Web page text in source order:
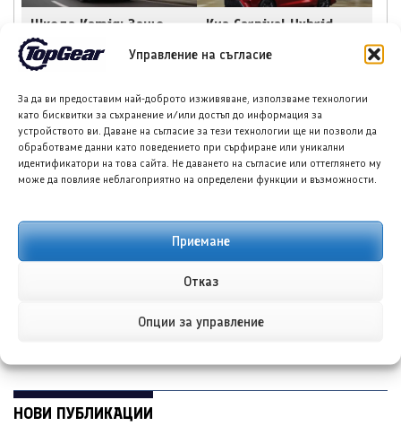
Управление на съгласие
За да ви предоставим най-доброто изживяване, използваме технологии
като бисквитки за съхранение и/или достъп до информация за
устройството ви. Даване на съгласие за тези технологии ще ни позволи да
обработваме данни като поведението при сърфиране или уникални
идентификатори на това сайта. Не даването на съгласие или оттеглянето му
може да повлияе неблагоприятно на определени функции и възможности.
Приемане
Отказ
Опции за управление
Шкода Kamiq: Защо
този практичен SUV
остава сред най-
умните покупки в
Киа Carnival Hybrid
Hybrid: Битката на
Линкълн Nautilus
Hybrid възобнови
продажбите си в
БИД Янгванг U8L
Premium Edition –
ултралуксозен
всъдеход с четири
НОВИ ПУБЛИКАЦИИ